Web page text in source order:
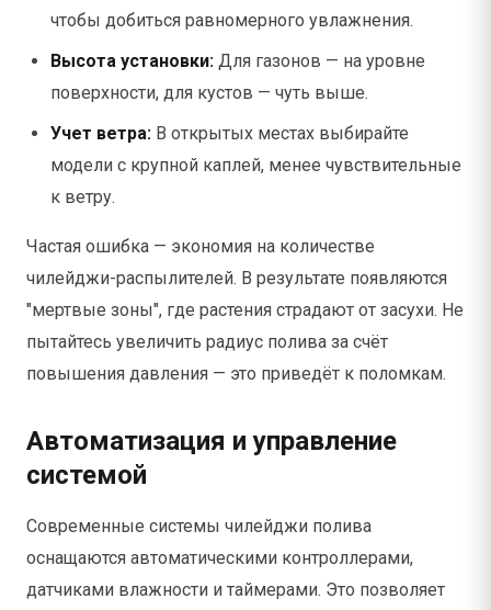
чтобы добиться равномерного увлажнения.
Высота установки: Для газонов — на уровне
поверхности, для кустов — чуть выше.
Учет ветра: В открытых местах выбирайте
модели с крупной каплей, менее чувствительные
к ветру.
Частая ошибка — экономия на количестве
чилейджи-распылителей. В результате появляются
"мертвые зоны", где растения страдают от засухи. Не
пытайтесь увеличить радиус полива за счёт
повышения давления — это приведёт к поломкам.
Автоматизация и управление
системой
Современные системы чилейджи полива
оснащаются автоматическими контроллерами,
датчиками влажности и таймерами. Это позволяет